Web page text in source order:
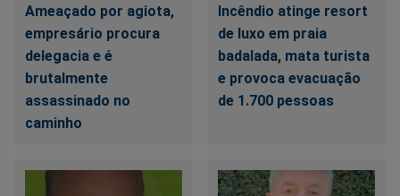
Ameaçado por agiota,
empresário procura
delegacia e é
brutalmente
assassinado no
caminho
Incêndio atinge resort
de luxo em praia
badalada, mata turista
e provoca evacuação
de 1.700 pessoas